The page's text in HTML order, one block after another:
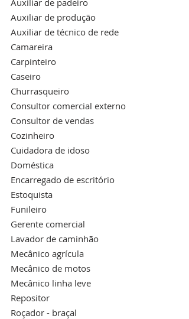
Auxiliar de padeiro
Auxiliar de produção
Auxiliar de técnico de rede
Camareira
Carpinteiro
Caseiro
Churrasqueiro
Consultor comercial externo
Consultor de vendas
Cozinheiro
Cuidadora de idoso
Doméstica
Encarregado de escritório
Estoquista
Funileiro
Gerente comercial
Lavador de caminhão
Mecânico agrícula
Mecânico de motos
Mecânico linha leve
Repositor
Roçador - braçal